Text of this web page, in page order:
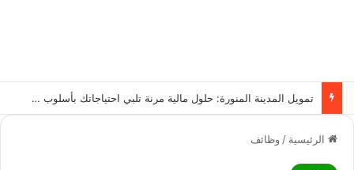
تمويل المدينة المنورة: حلول مالية مرنة تلبي احتياجاتك بأسلوب عصري وآمن
الرئيسية / وظائف